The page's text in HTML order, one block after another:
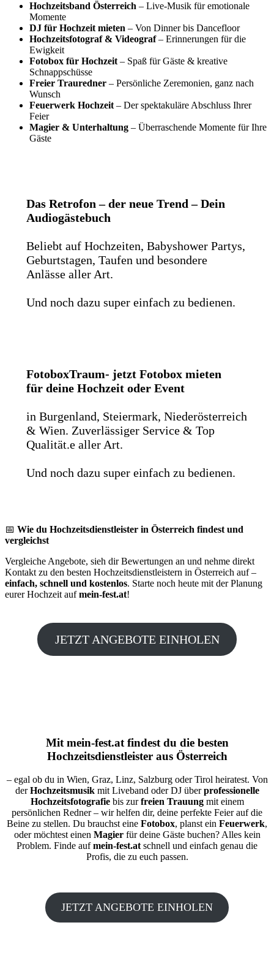
Hochzeitsband Österreich – Live-Musik für emotionale
Momente
DJ für Hochzeit mieten – Von Dinner bis Dancefloor
Hochzeitsfotograf & Videograf– Erinnerungen für die
Ewigkeit
Fotobox für Hochzeit – Spaß für Gäste & kreative
Schnappschüsse
Freier Trauredner – Persönliche Zeremonien, ganz nach
Wunsch
Feuerwerk Hochzeit – Der spektakuläre Abschluss Ihrer
Feier
Magier & Unterhaltung – Überraschende Momente für Ihre
Gäste
Das Retrofon – der neue Trend – Dein
Audiogästebuch
Beliebt auf Hochzeiten, Babyshower Partys,
Geburtstagen, Taufen und besondere
Anlässe aller Art.
Und noch dazu super einfach zu bedienen.
FotoboxTraum- jetzt Fotobox mieten
für deine Hochzeit oder Event
in Burgenland, Steiermark, Niederösterreich
& Wien. Zuverlässiger Service & Top
Qualität.e aller Art.
Und noch dazu super einfach zu bedienen.
📅 Wie du Hochzeitsdienstleister in Österreich findest und
vergleichst
Vergleiche Angebote, sieh dir Bewertungen an und nehme direkt
Kontakt zu den besten Hochzeitsdienstleistern in Österreich auf –
einfach, schnell und kostenlos. Starte noch heute mit der Planung
eurer Hochzeit aufmein-fest.at!
JETZT ANGEBOTE EINHOLEN
Mit mein-fest.atfindest du die besten
Hochzeitsdienstleister aus Österreich
– egal ob du in Wien, Graz, Linz, Salzburg oder Tirol heiratest. Von
derHochzeitsmusikmit Liveband oder DJ überprofessionelle
Hochzeitsfotografiebis zurfreien Trauungmit einem
persönlichen Redner – wir helfen dir, deine perfekte Feier auf die
Beine zu stellen. Du brauchst eine Fotobox, planst ein Feuerwerk,
oder möchtest einen Magierfür deine Gäste buchen? Alles kein
Problem. Finde aufmein-fest.atschnell und einfach genau die
Profis, die zu euch passen.
JETZT ANGEBOTE EINHOLEN